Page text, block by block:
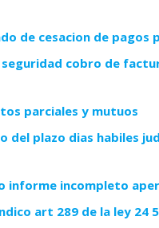
de cesacion de pagos
cobro de
parciales y mutuos
plazo dias habiles
informe incompleto
art 289 de la ley 24